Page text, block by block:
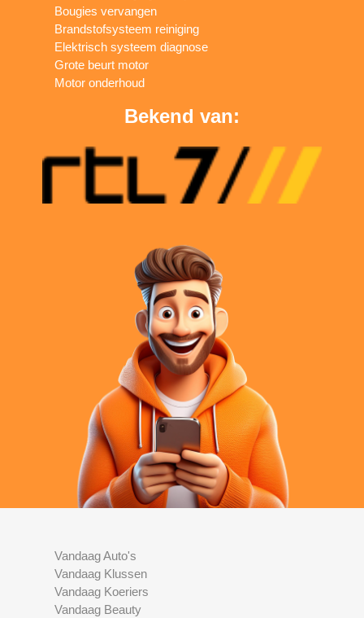
Bougies vervangen
Brandstofsysteem reiniging
Elektrisch systeem diagnose
Grote beurt motor
Motor onderhoud
Bekend van:
Vandaag Auto's
Vandaag Klussen
Vandaag Koeriers
Vandaag Beauty